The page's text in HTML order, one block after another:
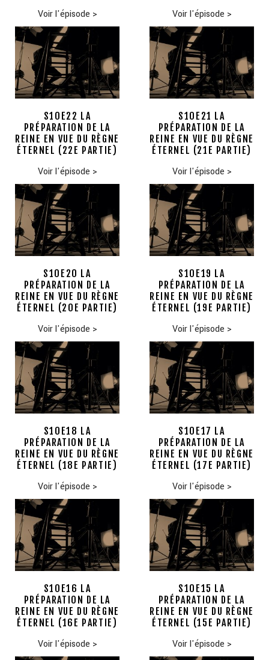
Voir l'épisode > Voir l'épisode >
S10E22 LA
PRÉPARATION DE LA
REINE EN VUE DU RÈGNE
ÉTERNEL (22E PARTIE)
Voir l'épisode >
S10E21 LA
PRÉPARATION DE LA
REINE EN VUE DU RÈGNE
ÉTERNEL (21E PARTIE)
Voir l'épisode >
S10E20 LA
PRÉPARATION DE LA
REINE EN VUE DU RÈGNE
ÉTERNEL (20E PARTIE)
Voir l'épisode >
S10E19 LA
PRÉPARATION DE LA
REINE EN VUE DU RÈGNE
ÉTERNEL (19E PARTIE)
Voir l'épisode >
S10E18 LA
PRÉPARATION DE LA
REINE EN VUE DU RÈGNE
ÉTERNEL (18E PARTIE)
Voir l'épisode >
S10E17 LA
PRÉPARATION DE LA
REINE EN VUE DU RÈGNE
ÉTERNEL (17E PARTIE)
Voir l'épisode >
S10E16 LA
PRÉPARATION DE LA
REINE EN VUE DU RÈGNE
ÉTERNEL (16E PARTIE)
Voir l'épisode >
S10E15 LA
PRÉPARATION DE LA
REINE EN VUE DU RÈGNE
ÉTERNEL (15E PARTIE)
Voir l'épisode >